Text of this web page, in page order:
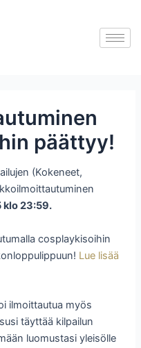
päättyy!
(Kokeneet,
klo 23:59.
cosplaykisoihin
Lue lisää
ilmoittautua myös
täyttää kilpailun
luomustasi yleisölle